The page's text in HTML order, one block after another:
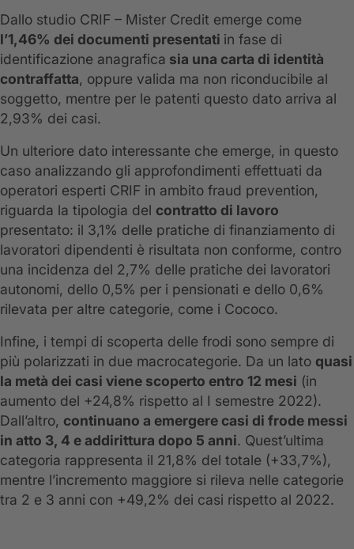
Dallo studio CRIF – Mister Credit emerge come
l’1,46% dei documenti presentati in fase di
identificazione anagrafica sia una carta di identità
contraffatta, oppure valida ma non riconducibile al
soggetto, mentre per le patenti questo dato arriva al
2,93% dei casi.
Un ulteriore dato interessante che emerge, in questo
caso analizzando gli approfondimenti effettuati da
operatori esperti CRIF in ambito fraud prevention,
riguarda la tipologia del contratto di lavoro
presentato: il 3,1% delle pratiche di finanziamento di
lavoratori dipendenti è risultata non conforme, contro
una incidenza del 2,7% delle pratiche dei lavoratori
autonomi, dello 0,5% per i pensionati e dello 0,6%
rilevata per altre categorie, come i Cococo.
Infine, i tempi di scoperta delle frodi sono sempre di
più polarizzati in due macrocategorie. Da un lato quasi
la metà dei casi viene scoperto entro 12 mesi (in
aumento del +24,8% rispetto al I semestre 2022).
Dall’altro, continuano a emergere casi di frode messi
in atto 3, 4 e addirittura dopo 5 anni. Quest’ultima
categoria rappresenta il 21,8% del totale (+33,7%),
mentre l’incremento maggiore si rileva nelle categorie
tra 2 e 3 anni con +49,2% dei casi rispetto al 2022.